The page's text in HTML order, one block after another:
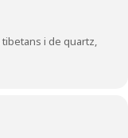
i de quartz,